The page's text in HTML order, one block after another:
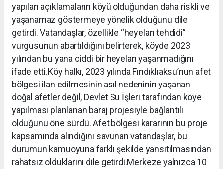
yapılan açıklamaların köyü olduğundan daha riskli ve
yaşanamaz göstermeye yönelik olduğunu dile
getirdi. Vatandaşlar, özellikle “heyelan tehdidi”
vurgusunun abartıldığını belirterek, köyde 2023
yılından bu yana ciddi bir heyelan yaşanmadığını
ifade etti.Köy halkı, 2023 yılında Fındıklıaksu’nun afet
bölgesi ilan edilmesinin asıl nedeninin yaşanan
doğal afetler değil, Devlet Su İşleri tarafından köye
yapılması planlanan baraj projesiyle bağlantılı
olduğunu öne sürdü. Afet bölgesi kararının bu proje
kapsamında alındığını savunan vatandaşlar, bu
durumun kamuoyuna farklı şekilde yansıtılmasından
rahatsız olduklarını dile getirdi.Merkeze yalnızca 10